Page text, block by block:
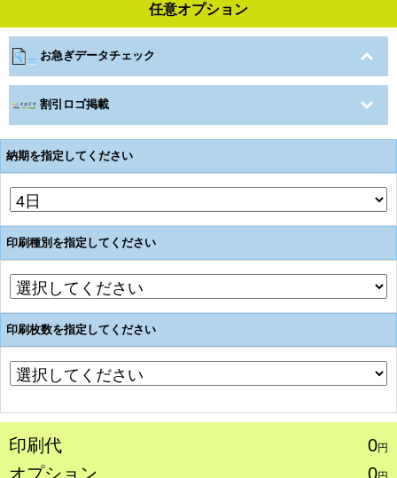
任意オプション
お急ぎデータチェック
割引ロゴ掲載
納期を指定してください
印刷種別を指定してください
印刷枚数を指定してください
印刷代 0円
オプション 0